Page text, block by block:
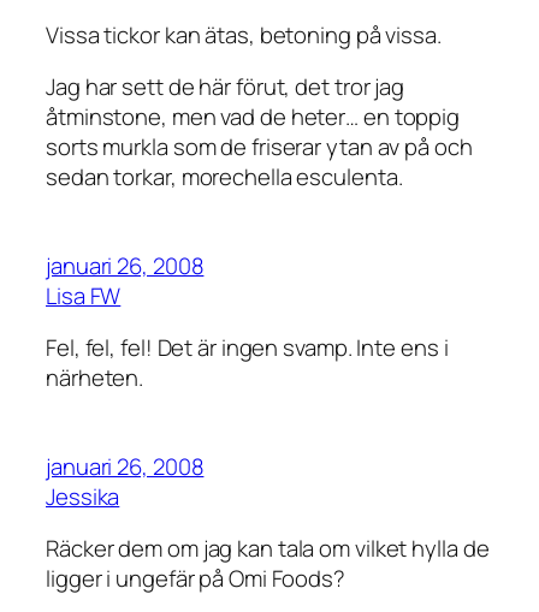
Vissa tickor kan ätas, betoning på vissa.
Jag har sett de här förut, det tror jag
åtminstone, men vad de heter… en toppig
sorts murkla som de friserar ytan av på och
sedan torkar, morechella esculenta.
januari 26, 2008
Lisa FW
Fel, fel, fel! Det är ingen svamp. Inte ens i
närheten.
januari 26, 2008
Jessika
Räcker dem om jag kan tala om vilket hylla de
ligger i ungefär på Omi Foods?